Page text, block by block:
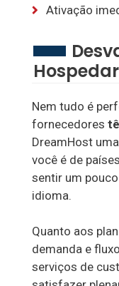
Ativação
Nem tudo é
fornecedores
DreamHost
você é de
sentir um pouco
idioma.
Quanto aos
demanda e
serviços de